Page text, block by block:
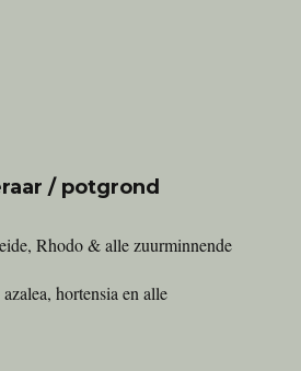
/ potgrond
Rhodo & alle zuurminnende
hortensia en alle